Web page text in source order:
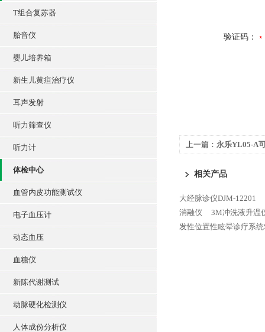
T组合复苏器
胎音仪
婴儿培养箱
新生儿黄疸治疗仪
耳声发射
听力筛查仪
听力计
体检中心
血管内皮功能测试仪
电子血压计
动态血压
血糖仪
新陈代谢测试
动脉硬化检测仪
人体成份分析仪
验证码：
上一篇： 永乐YL05-A
相关产品
大经脉诊仪DJM-12201
消融仪
3M冲洗液升温
发性位置性眩晕诊疗系统